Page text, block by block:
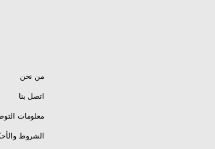
من نحن
اتصل بنا
معلومات
الشروط